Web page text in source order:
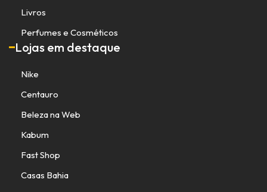
Livros
Perfumes e Cosméticos
Lojas em destaque
Nike
Centauro
Beleza na Web
Kabum
Fast Shop
Casas Bahia